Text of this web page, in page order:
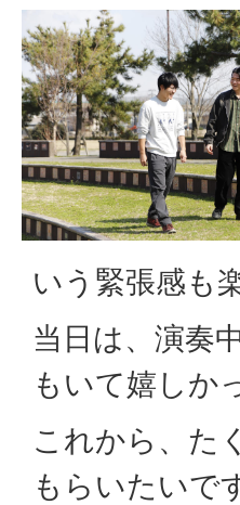
いう緊張感も
当日は、演奏
もいて嬉しか
これから、た
もらいたいで